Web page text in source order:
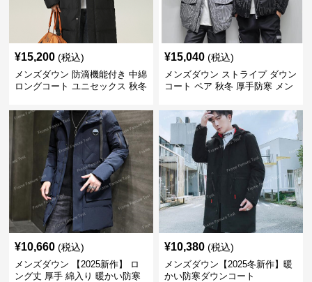
¥15,200 (税込)
メンズダウン 防滴機能付き 中綿
ロングコート ユニセックス 秋冬
¥15,040 (税込)
メンズダウン ストライプ ダウン
コート ペア 秋冬 厚手防寒 メン
¥10,660 (税込)
メンズダウン 【2025新作】 ロ
ング丈 厚手 綿入り 暖かい防寒
¥10,380 (税込)
メンズダウン【2025冬新作】暖
かい防寒ダウンコート